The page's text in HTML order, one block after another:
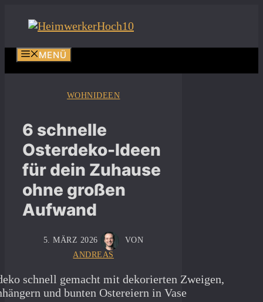
Inhalt
MENÜ
WOHNIDEEN
6 schnelle
Osterdeko-Ideen
für dein Zuhause
ohne großen
Aufwand
5. MÄRZ 2026
VON
ANDREAS